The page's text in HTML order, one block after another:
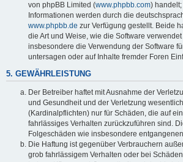
von phpBB Limited (www.phpbb.com)
Informationen werden durch die
www.phpbb.de zur Verfügung gestellt. Beide
die Art und Weise, wie die Software
insbesondere die Verwendung der Software
untersagen oder auf Inhalte fremder Foren
5. GEWÄHRLEISTUNG
Der Betreiber haftet mit Ausnahme der
und Gesundheit und der Verletzung
(Kardinalpflichten) nur für Schäden, die auf
fahrlässiges Verhalten zurückzuführen sind.
Folgeschäden wie insbesondere entgangenen
Die Haftung ist gegenüber Verbrauchern
grob fahrlässigem Verhalten oder bei